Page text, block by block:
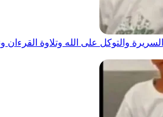
والتوكل على الله وتلاوة